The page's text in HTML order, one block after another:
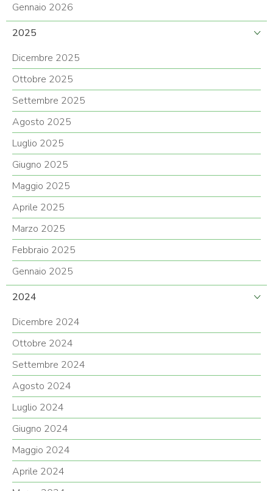
Gennaio 2026
2025
Dicembre 2025
Ottobre 2025
Settembre 2025
Agosto 2025
Luglio 2025
Giugno 2025
Maggio 2025
Aprile 2025
Marzo 2025
Febbraio 2025
Gennaio 2025
2024
Dicembre 2024
Ottobre 2024
Settembre 2024
Agosto 2024
Luglio 2024
Giugno 2024
Maggio 2024
Aprile 2024